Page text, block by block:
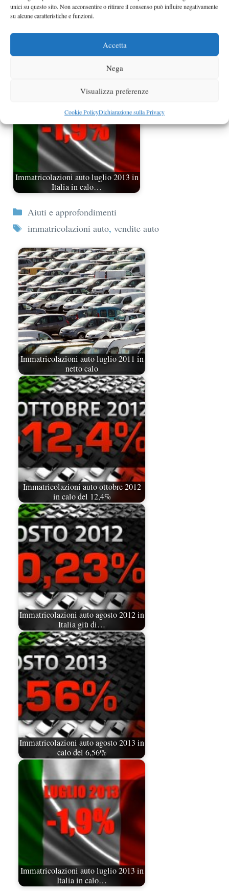
unici su questo sito. Non acconsentire o ritirare il consenso può influire negativamente
su alcune caratteristiche e funzioni.
Accetta
Nega
Visualizza preferenze
Cookie PolicyDichiarazione sulla Privacy
Immatricolazioni auto agosto 2013 in
calo del 6,56%
Immatricolazioni auto luglio 2013 in
Italia in calo…
Categorie
Aiuti e approfondimenti
Tag
immatricolazioni auto, vendite auto
Immatricolazioni auto luglio 2011 in
netto calo
Immatricolazioni auto ottobre 2012
in calo del 12,4%
Immatricolazioni auto agosto 2012 in
Italia giù di…
Immatricolazioni auto agosto 2013 in
calo del 6,56%
Immatricolazioni auto luglio 2013 in
Italia in calo…